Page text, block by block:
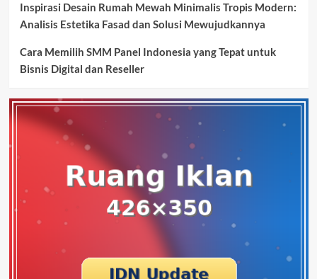
Inspirasi Desain Rumah Mewah Minimalis Tropis Modern:
Analisis Estetika Fasad dan Solusi Mewujudkannya
Cara Memilih SMM Panel Indonesia yang Tepat untuk
Bisnis Digital dan Reseller